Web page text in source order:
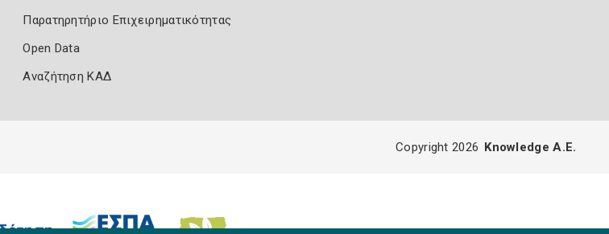
Παρατηρητήριο Επιχειρηματικότητας
Open Data
Αναζήτηση ΚΑΔ
Copyright 2026 Knowledge A.E.